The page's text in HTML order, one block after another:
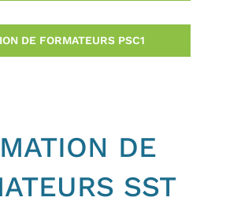
DE FORMATEURS PSC1
DE
SST